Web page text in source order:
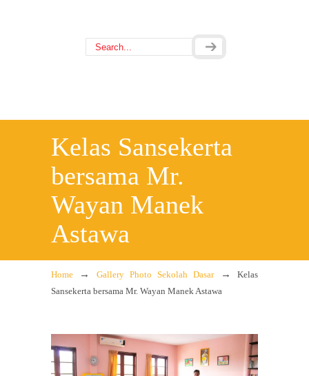
Kelas Sansekerta
bersama Mr.
Wayan Manek
Astawa
Home → Gallery Photo Sekolah Dasar→Kelas
Sansekerta bersama Mr. Wayan Manek Astawa